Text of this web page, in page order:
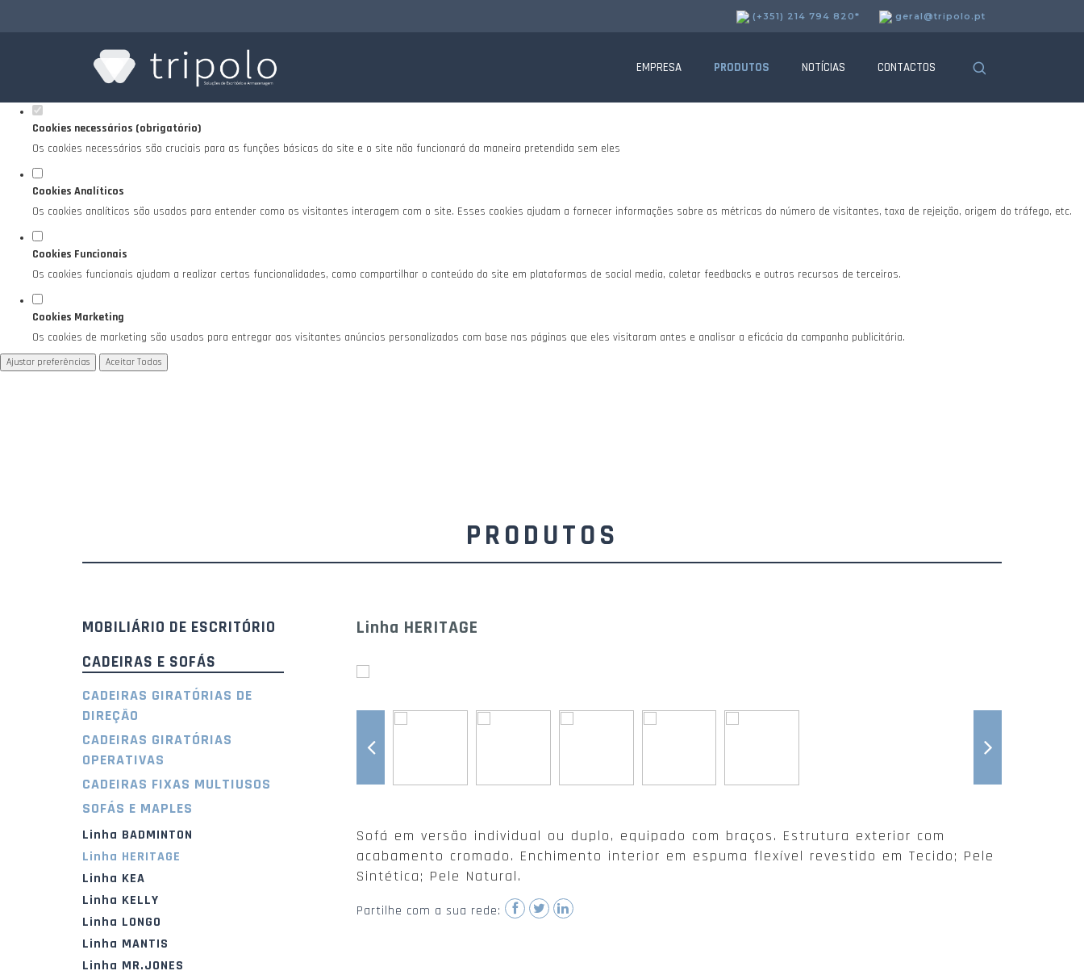
Este website utiliza cookies estritamente necessários, analíticos e funcionais, para lhe oferecer uma boa experiência de navegação e acesso a todas as funcionalidades.
política de privacidade e de Cookies.
Cookies necessários (obrigatório)
Os cookies necessários são cruciais para as funções básicas do site e o site não funcionará da maneira pretendida sem eles
Cookies Analíticos
Os cookies analíticos são usados para entender como os visitantes interagem com o site. Esses cookies ajudam a fornecer informações sobre as métricas do número de visitantes, taxa de rejeição, origem do tráfego, etc.
Cookies Funcionais
Os cookies funcionais ajudam a realizar certas funcionalidades, como compartilhar o conteúdo do site em plataformas de social media, coletar feedbacks e outros recursos de terceiros.
Cookies Marketing
Os cookies de marketing são usados para entregar aos visitantes anúncios personalizados com base nas páginas que eles visitaram antes e analisar a eficácia da campanha publicitária.
Ajustar preferências Aceitar Todos
(+351) 214 794 820* geral@tripolo.pt
EMPRESA PRODUTOS NOTÍCIAS CONTACTOS
PRODUTOS
MOBILIÁRIO DE ESCRITÓRIO
CADEIRAS E SOFÁS
CADEIRAS GIRATÓRIAS DE
DIREÇÃO
CADEIRAS GIRATÓRIAS
OPERATIVAS
CADEIRAS FIXAS MULTIUSOS
SOFÁS E MAPLES
Linha BADMINTON
Linha HERITAGE
Linha KEA
Linha KELLY
Linha LONGO
Linha MANTIS
Linha MR.JONES
Linha HERITAGE
Sofá em versão individual ou duplo, equipado com braços. Estrutura exterior com
acabamento cromado. Enchimento interior em espuma flexível revestido em Tecido; Pele
Sintética; Pele Natural.
Partilhe com a sua rede: